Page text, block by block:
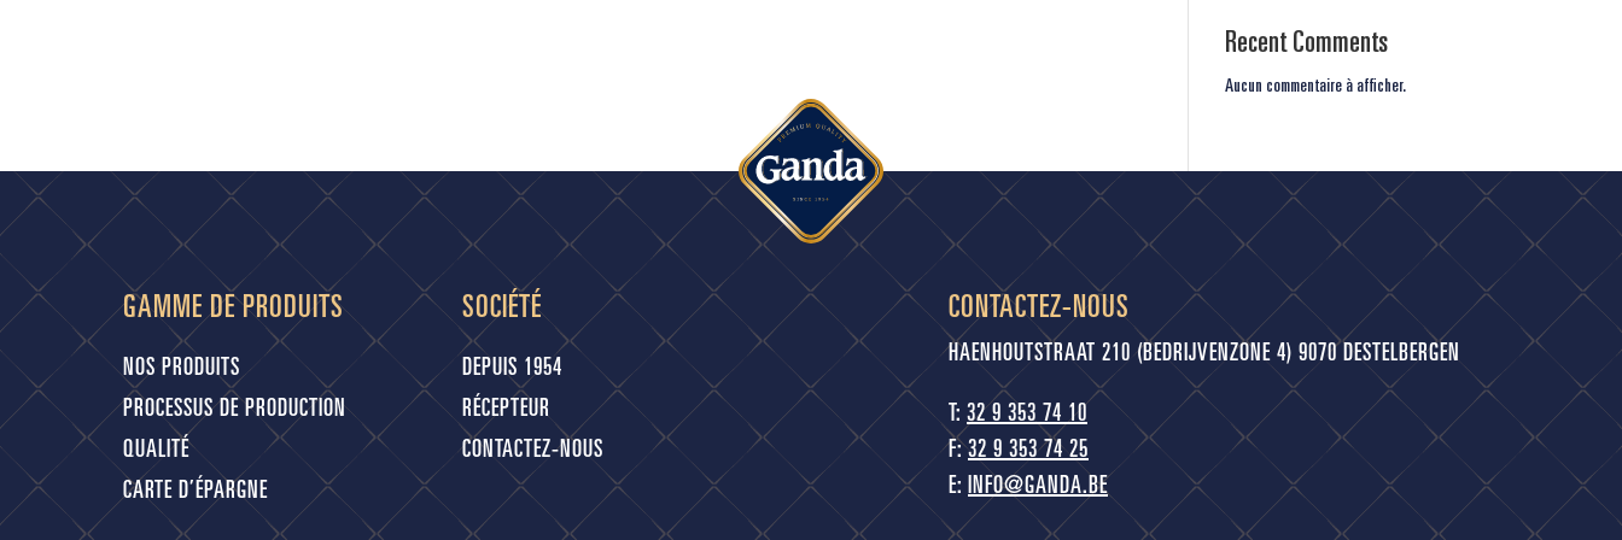
Recent Comments
Aucun commentaire à afficher.
GAMME DE PRODUITS
NOS PRODUITS
PROCESSUS DE PRODUCTION
QUALITÉ
CARTE D’ÉPARGNE
SOCIÉTÉ
DEPUIS 1954
RÉCEPTEUR
CONTACTEZ-NOUS
CONTACTEZ-NOUS
HAENHOUTSTRAAT 210 (BEDRIJVENZONE 4) 9070 DESTELBERGEN
T: 32 9 353 74 10
F:32 9 353 74 25
E: INFO@GANDA.BE